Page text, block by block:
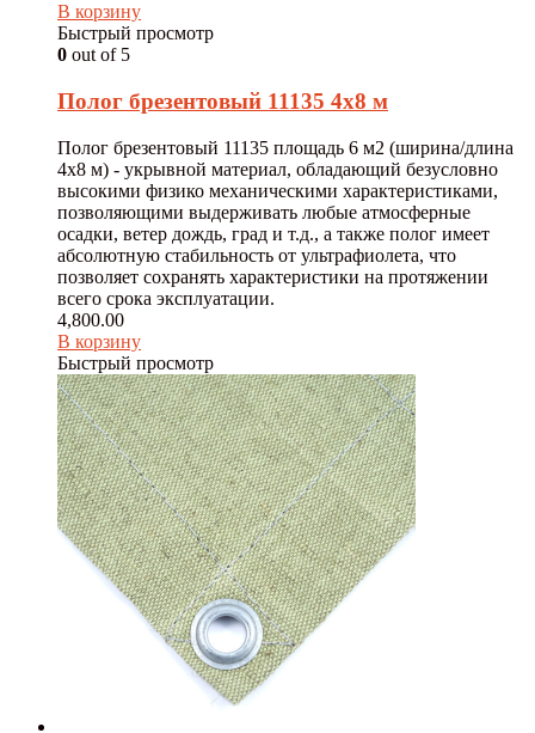
В корзину
Быстрый просмотр
0 out of 5
Полог брезентовый 11135 4х8 м
Полог брезентовый 11135 площадь 6 м2 (ширина/длина
4х8 м) - укрывной материал, обладающий безусловно
высокими физико механическими характеристиками,
позволяющими выдерживать любые атмосферные
осадки, ветер дождь, град и т.д., а также полог имеет
абсолютную стабильность от ультрафиолета, что
позволяет сохранять характеристики на протяжении
всего срока эксплуатации.
4,800.00
В корзину
Быстрый просмотр